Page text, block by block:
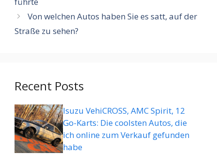
Von welchen Autos haben Sie es satt, auf der
Straße zu sehen?
Recent Posts
Isuzu VehiCROSS, AMC Spirit, 12
Go-Karts: Die coolsten Autos, die
ich online zum Verkauf gefunden
habe